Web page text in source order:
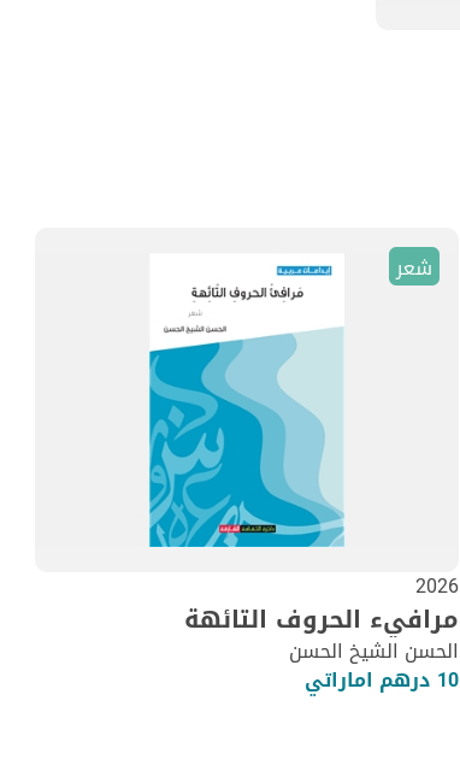
شعر
2026
مرافيء الحروف التائهة
الحسن الشيخ الحسن
10 درهم اماراتي